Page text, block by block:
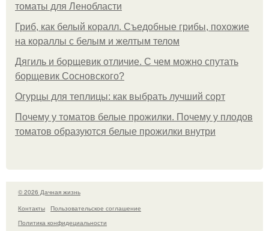
томаты для Ленобласти
Гриб, как белый коралл. Съедобные грибы, похожие
на кораллы с белым и желтым телом
Дягиль и борщевик отличие. С чем можно спутать
борщевик Сосновского?
Огурцы для теплицы: как выбрать лучший сорт
Почему у томатов белые прожилки. Почему у плодов
томатов образуются белые прожилки внутри
© 2026 Дачная жизнь
Контакты
Пользовательское соглашение
Политика конфидециальности